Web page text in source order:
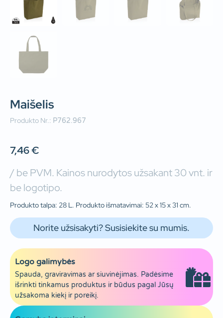
Maišelis
Produkto Nr.: P762.967
7,46€
/ be PVM. Kainos nurodytos užsakant 30 vnt. ir
be logotipo.
Produkto talpa: 28 L. Produkto išmatavimai: 52 x 15 x 31 cm.
Norite užsisakyti? Susisiekite su mumis.
Logo galimybės
Spauda, graviravimas ar siuvinėjimas. Padėsime
išrinkti tinkamus produktus ir būdus pagal Jūsų
užsakoma kiekį ir poreikį.